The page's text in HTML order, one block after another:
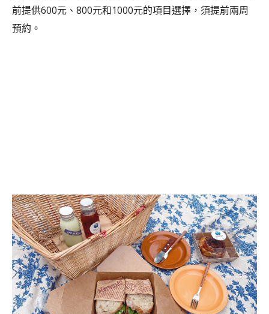
前提供600元、800元和1000元的項目選擇，須提前兩周
預約。